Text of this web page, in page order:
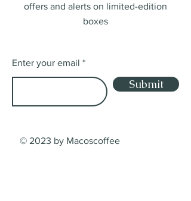
offers and alerts on limited-edition
boxes
Enter your email
Submit
© 2023 by Macoscoffee